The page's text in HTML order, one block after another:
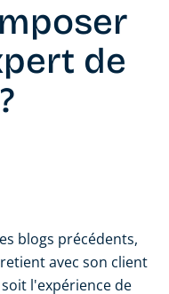
de
blogs précédents,
avec son client
l'expérience de